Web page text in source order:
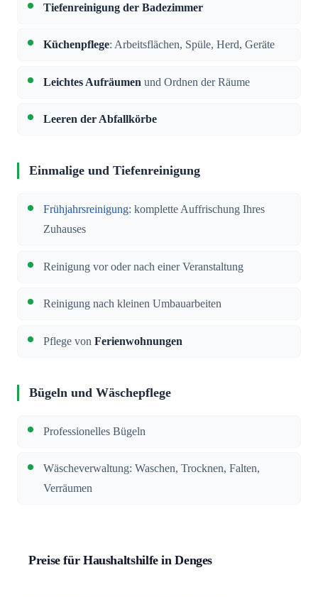
Tiefenreinigung der Badezimmer
Küchenpflege: Arbeitsflächen, Spüle, Herd, Geräte
Leichtes Aufräumen und Ordnen der Räume
Leeren der Abfallkörbe
Einmalige und Tiefenreinigung
Frühjahrsreinigung: komplette Auffrischung Ihres
Zuhauses
Reinigung vor oder nach einer Veranstaltung
Reinigung nach kleinen Umbauarbeiten
Pflege von Ferienwohnungen
Bügeln und Wäschepflege
Professionelles Bügeln
Wäscheverwaltung: Waschen, Trocknen, Falten,
Verräumen
Preise für Haushaltshilfe in Denges